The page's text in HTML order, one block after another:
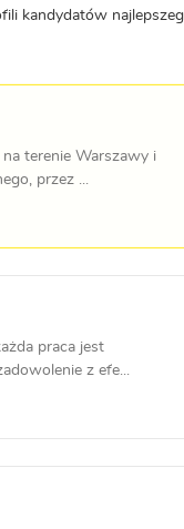
kandydatów
terenie Warszawy i
przez ...
praca jest
z efe...